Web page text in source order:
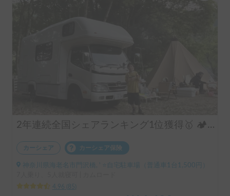
2年連続全国シェアランキング1位獲得🥇 🏕️フル装備のキャンピングカーで快適な家族旅行をお楽しみ下さい😆
カーシェア カーシェア保険
神奈川県海老名市門沢橋, ' ⭐️自宅駐車場（普通車1台1,500円）
4.96
85